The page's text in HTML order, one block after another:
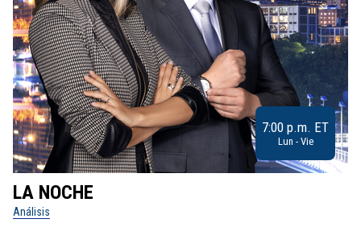
7:00 p.m. ET
Lun - Vie
LA NOCHE
Análisis